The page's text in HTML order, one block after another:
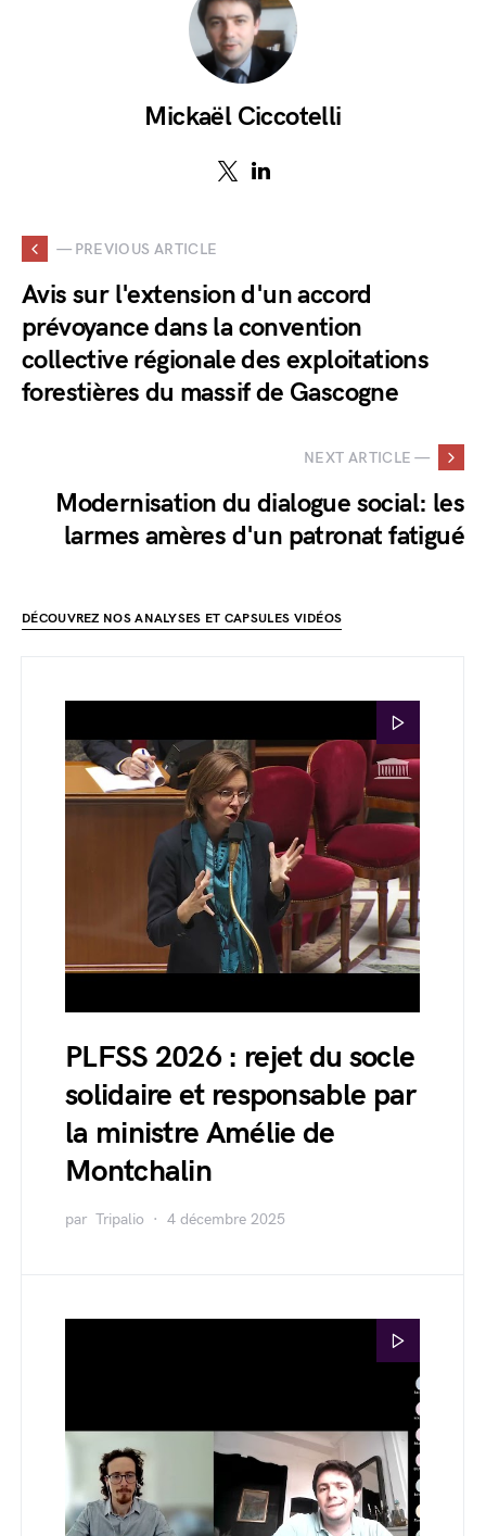
Mickaël Ciccotelli
— PREVIOUS ARTICLE
Avis sur l'extension d'un accord
prévoyance dans la convention
collective régionale des exploitations
forestières du massif de Gascogne
NEXT ARTICLE —
Modernisation du dialogue social: les
larmes amères d'un patronat fatigué
DÉCOUVREZ NOS ANALYSES ET CAPSULES VIDÉOS
PLFSS 2026 : rejet du socle
solidaire et responsable par
la ministre Amélie de
Montchalin
par Tripalio 4 décembre 2025